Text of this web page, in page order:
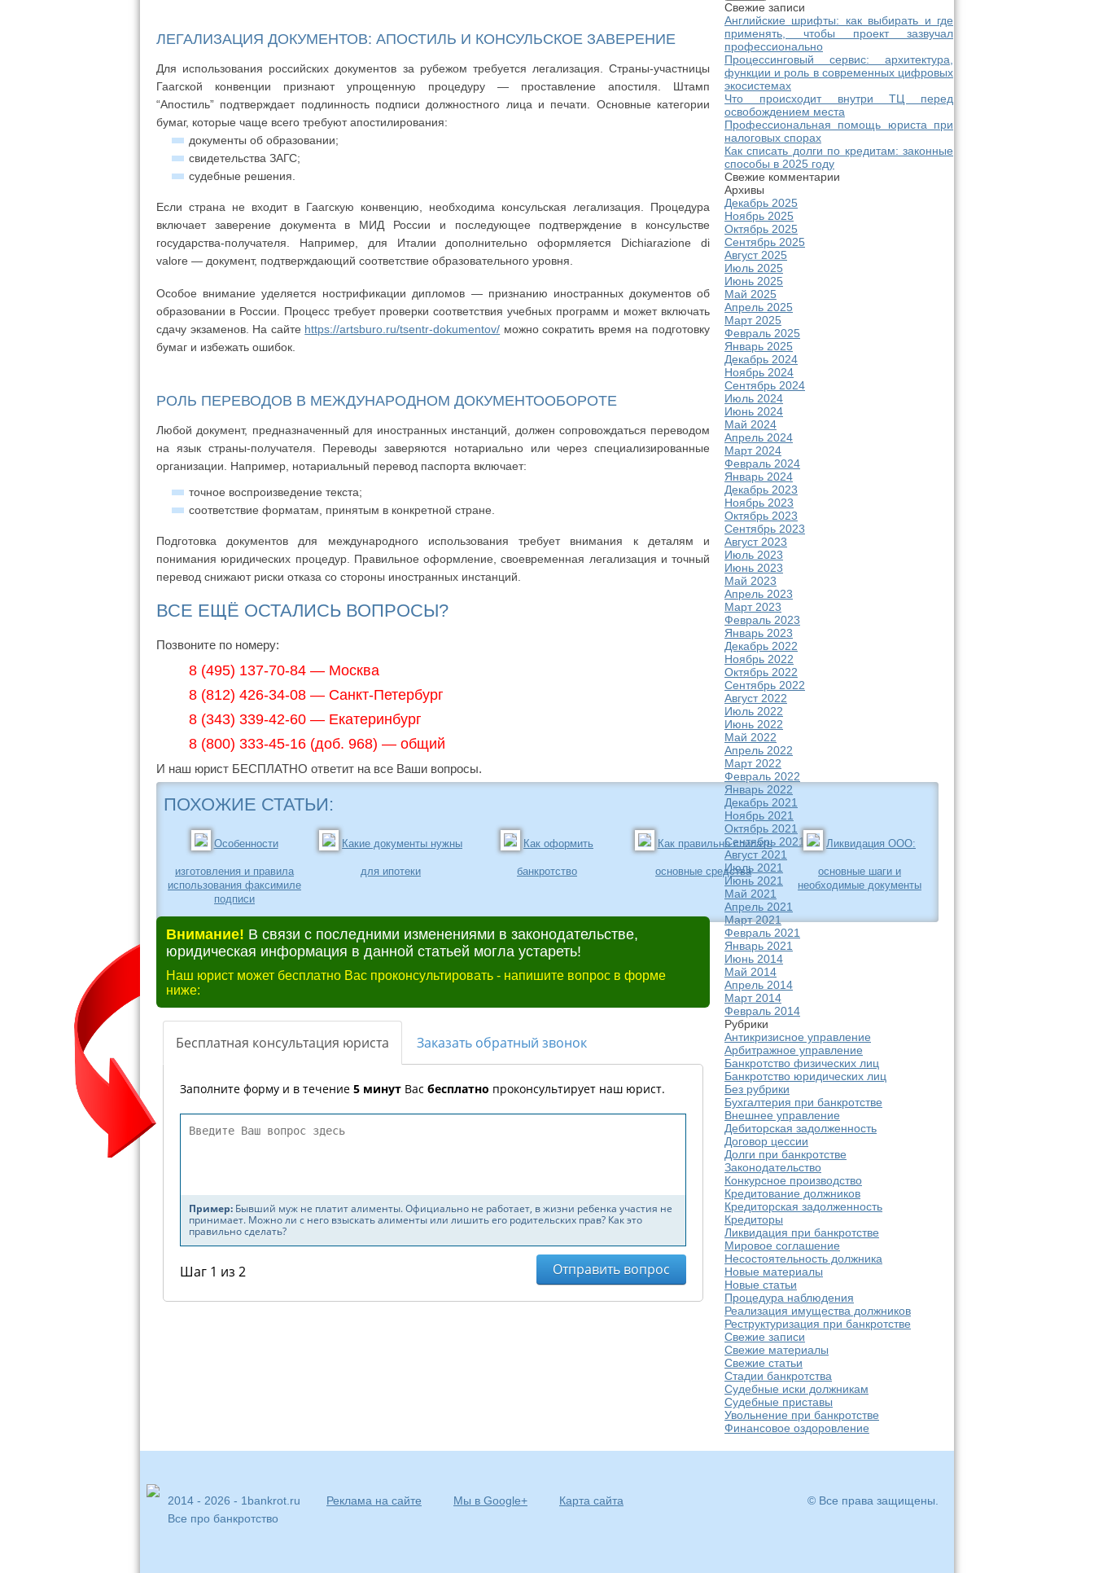
ЛЕГАЛИЗАЦИЯ ДОКУМЕНТОВ: АПОСТИЛЬ И КОНСУЛЬСКОЕ ЗАВЕРЕНИЕ
Для использования российских документов за рубежом требуется легализация. Страны-участницы
Гаагской конвенции признают упрощенную процедуру — проставление апостиля. Штамп
“Апостиль” подтверждает подлинность подписи должностного лица и печати. Основные категории
бумаг, которые чаще всего требуют апостилирования:
документы об образовании;
свидетельства ЗАГС;
судебные решения.
Если страна не входит в Гаагскую конвенцию, необходима консульская легализация. Процедура
включает заверение документа в МИД России и последующее подтверждение в консульстве
государства-получателя. Например, для Италии дополнительно оформляется Dichiarazione di
valore — документ, подтверждающий соответствие образовательного уровня.
Особое внимание уделяется нострификации дипломов — признанию иностранных документов об
образовании в России. Процесс требует проверки соответствия учебных программ и может включать
сдачу экзаменов. На сайте https://artsburo.ru/tsentr-dokumentov/ можно сократить время на подготовку
бумаг и избежать ошибок.
РОЛЬ ПЕРЕВОДОВ В МЕЖДУНАРОДНОМ ДОКУМЕНТООБОРОТЕ
Любой документ, предназначенный для иностранных инстанций, должен сопровождаться переводом
на язык страны-получателя. Переводы заверяются нотариально или через специализированные
организации. Например, нотариальный перевод паспорта включает:
точное воспроизведение текста;
соответствие форматам, принятым в конкретной стране.
Подготовка документов для международного использования требует внимания к деталям и
понимания юридических процедур. Правильное оформление, своевременная легализация и точный
перевод снижают риски отказа со стороны иностранных инстанций.
ВСЕ ЕЩЁ ОСТАЛИСЬ ВОПРОСЫ?
Позвоните по номеру:
8 (495) 137-70-84 — Москва
8 (812) 426-34-08 — Санкт-Петербург
8 (343) 339-42-60 — Екатеринбург
8 (800) 333-45-16 (доб. 968) — общий
И наш юрист БЕСПЛАТНО ответит на все Ваши вопросы.
ПОХОЖИЕ СТАТЬИ:
Особенности
изготовления и правила
использования факсимиле
подписи
Какие документы нужны
для ипотеки
Как оформить
банкротство
Как правильно списать
основные средства
Ликвидация ООО:
основные шаги и
необходимые документы
Внимание! В связи с последними изменениями в законодательстве,
юридическая информация в данной статьей могла устареть!
Наш юрист может бесплатно Вас проконсультировать - напишите вопрос в форме
ниже:
Свежие записи
Английские шрифты: как выбирать и где
применять, чтобы проект зазвучал
профессионально
Процессинговый сервис: архитектура,
функции и роль в современных цифровых
экосистемах
Что происходит внутри ТЦ перед
освобождением места
Профессиональная помощь юриста при
налоговых спорах
Как списать долги по кредитам: законные
способы в 2025 году
Свежие комментарии
Архивы
Декабрь 2025
Ноябрь 2025
Октябрь 2025
Сентябрь 2025
Август 2025
Июль 2025
Июнь 2025
Май 2025
Апрель 2025
Март 2025
Февраль 2025
Январь 2025
Декабрь 2024
Ноябрь 2024
Сентябрь 2024
Июль 2024
Июнь 2024
Май 2024
Апрель 2024
Март 2024
Февраль 2024
Январь 2024
Декабрь 2023
Ноябрь 2023
Октябрь 2023
Сентябрь 2023
Август 2023
Июль 2023
Июнь 2023
Май 2023
Апрель 2023
Март 2023
Февраль 2023
Январь 2023
Декабрь 2022
Ноябрь 2022
Октябрь 2022
Сентябрь 2022
Август 2022
Июль 2022
Июнь 2022
Май 2022
Апрель 2022
Март 2022
Февраль 2022
Январь 2022
Декабрь 2021
Ноябрь 2021
Октябрь 2021
Сентябрь 2021
Август 2021
Июль 2021
Июнь 2021
Май 2021
Апрель 2021
Март 2021
Февраль 2021
Январь 2021
Июнь 2014
Май 2014
Апрель 2014
Март 2014
Февраль 2014
Рубрики
Антикризисное управление
Арбитражное управление
Банкротство физических лиц
Банкротство юридических лиц
Без рубрики
Бухгалтерия при банкротстве
Внешнее управление
Дебиторская задолженность
Договор цессии
Долги при банкротстве
Законодательство
Конкурсное производство
Кредитование должников
Кредиторская задолженность
Кредиторы
Ликвидация при банкротстве
Мировое соглашение
Несостоятельность должника
Новые материалы
Новые статьи
Процедура наблюдения
Реализация имущества должников
Реструктуризация при банкротстве
Свежие записи
Свежие материалы
Свежие статьи
Стадии банкротства
Судебные иски должникам
Судебные приставы
Увольнение при банкротстве
Финансовое оздоровление
2014 - 2026 - 1bankrot.ru
Все про банкротство
Реклама на сайте Мы в Google+ Карта сайта © Все права защищены.